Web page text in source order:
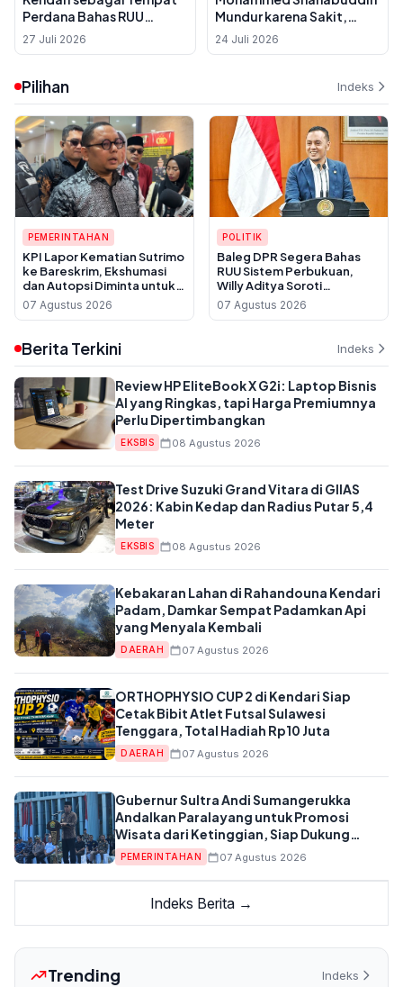
Perdana Bahas RUU
Sisdiknas, Ini Alasannya
27 Juli 2026
Mundur karena Sakit,
Dinamika Politik
Menjelang Kepulangan
24 Juli 2026
Pilihan Indeks
PEMERINTAHAN
KPI Lapor Kematian Sutrimo
ke Bareskrim, Ekshumasi
dan Autopsi Diminta untuk
Usut Dugaan Pembunuhan
07 Agustus 2026
POLITIK
Baleg DPR Segera Bahas
RUU Sistem Perbukuan,
Willy Aditya Soroti
Maraknya Penerbit Gulung
Tikar
07 Agustus 2026
Berita Terkini Indeks
Review HP EliteBook X G2i: Laptop Bisnis
AI yang Ringkas, tapi Harga Premiumnya
Perlu Dipertimbangkan
EKSBIS 08 Agustus 2026
Test Drive Suzuki Grand Vitara di GIIAS
2026: Kabin Kedap dan Radius Putar 5,4
Meter
EKSBIS 08 Agustus 2026
Kebakaran Lahan di Rahandouna Kendari
Padam, Damkar Sempat Padamkan Api
yang Menyala Kembali
DAERAH 07 Agustus 2026
ORTHOPHYSIO CUP 2 di Kendari Siap
Cetak Bibit Atlet Futsal Sulawesi
Tenggara, Total Hadiah Rp10 Juta
DAERAH 07 Agustus 2026
Gubernur Sultra Andi Sumangerukka
Andalkan Paralayang untuk Promosi
Wisata dari Ketinggian, Siap Dukung
Anggaran APBD
PEMERINTAHAN 07 Agustus 2026
Indeks Berita →
Trending Indeks